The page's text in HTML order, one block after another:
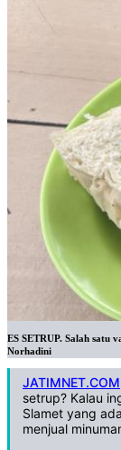
ES SETRUP. Salah satu
Norhadini
JATIMNET.COM
setrup? Kalau
Slamet yang
menjual